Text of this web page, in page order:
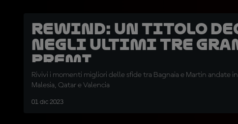
REWIND: un titolo
negli ultimi tre
Premi
Rivivi i momenti migliori delle sfide tra Bagnaia e Martin andate
Malesia, Qatar e Valencia
01 dic 2023